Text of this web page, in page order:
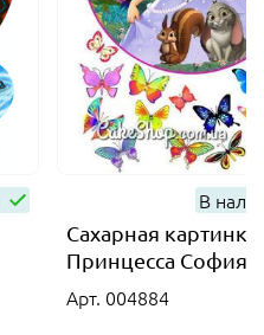
В
Сахарная картинка
Принцесса София 3
Арт. 004884